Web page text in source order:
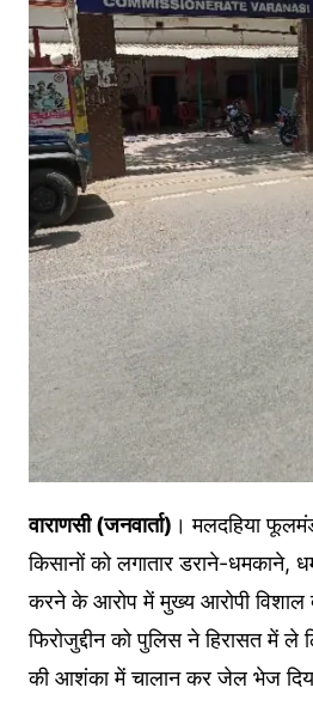
वाराणसी (जनवार्ता) । मलदहिया
किसानों को लगातार डराने-
करने के आरोप में मुख्य आरोपी
फिरोजुद्दीन को पुलिस ने हिरासत में ले
की आशंका में चालान कर जेल भेज